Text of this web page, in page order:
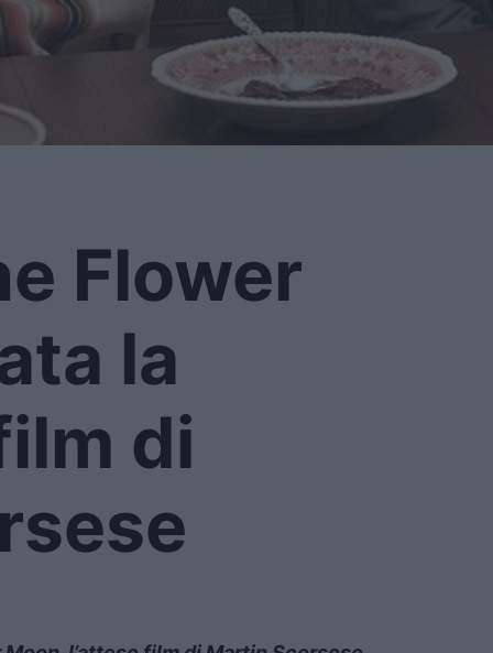
Flower
la
di